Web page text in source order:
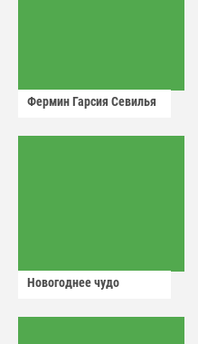
Фермин Гарсия Севилья
Новогоднее чудо